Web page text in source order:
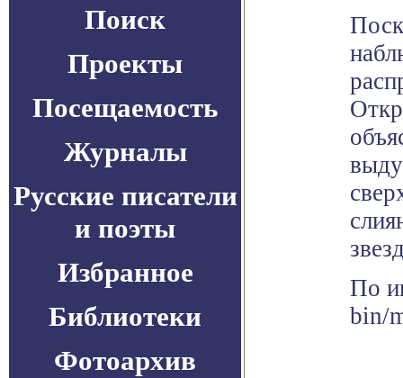
Поиск
Проекты
Посещаемость
Журналы
Русские писатели
и поэты
Избранное
Библиотеки
Фотоархив
По
bin/